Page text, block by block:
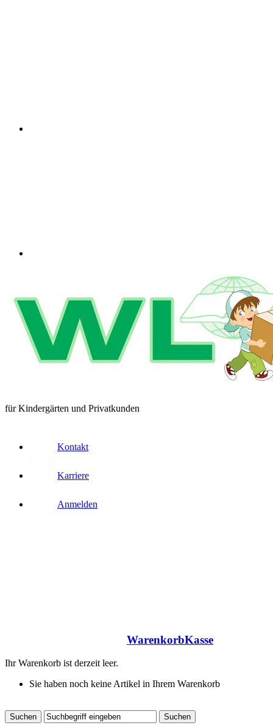
für Kindergärten und Privatkunden
Kontakt
Karriere
Anmelden
WarenkorbKasse
Ihr Warenkorb ist derzeit leer.
Sie haben noch keine Artikel in Ihrem Warenkorb